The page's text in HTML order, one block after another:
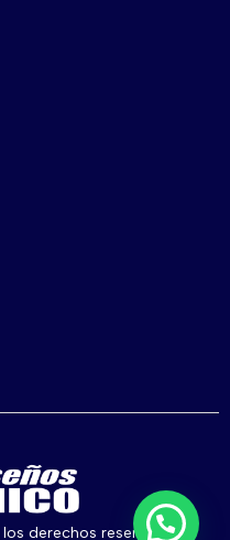
derechos reservados